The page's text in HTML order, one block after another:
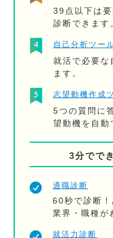
39点以下は
診断できます
自己分析ツー
就活で必要な
ます。
志望動機作成
5つの質問に
望動機を自動
3分でで
適職診断
60秒で診断
業界・職種が
就活力診断